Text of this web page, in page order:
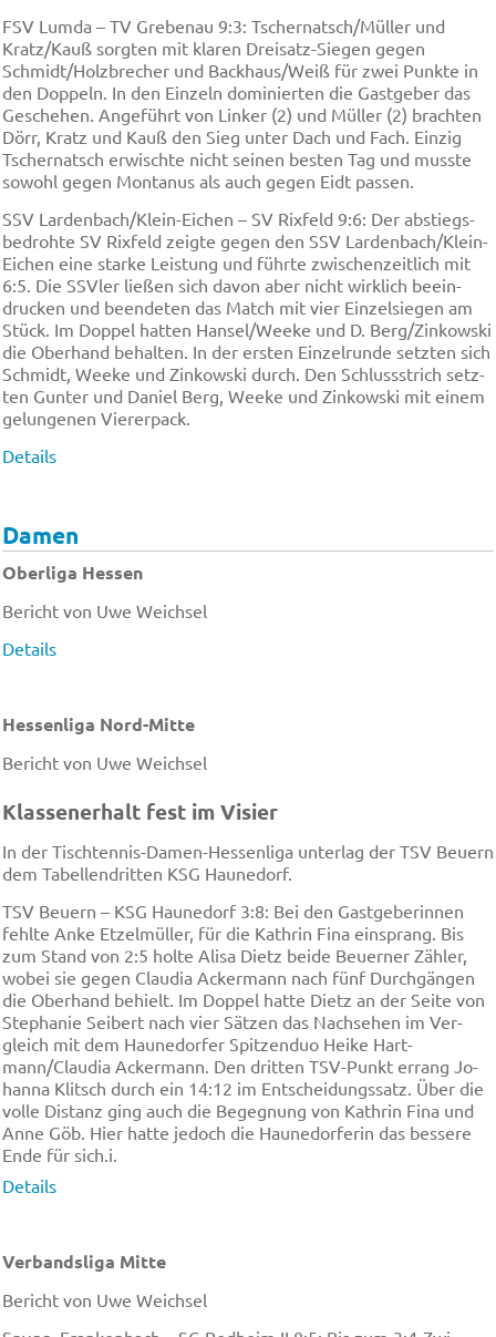
FSV Lum­da – TV Gre­be­nau 9:3: Tscher­natsch/Mül­ler und
Kratz/Kauß sorg­ten mit kla­ren Drei­satz-Sie­gen ge­gen
Schmidt/Holz­bre­cher und Back­haus/Weiß für zwei Punk­te in
den Dop­peln. In den Ein­zeln do­mi­nier­ten die Gast­ge­ber das
Ge­sche­hen. An­ge­führt von Lin­ker (2) und Mül­ler (2) brach­ten
Dörr, Kratz und Kauß den Sieg un­ter Dach und Fach. Ein­zig
Tscher­natsch er­wisch­te nicht sei­nen be­sten Tag und muss­te
so­wohl ge­gen Mon­ta­nus als auch ge­gen Eidt pas­sen.
SSV Lar­den­bach/Klein-Ei­chen – SV Rix­feld 9:6: Der ab­stiegs­
be­droh­te SV Rix­feld zeig­te ge­gen den SSV Lar­den­bach/Klein-
Ei­chen ei­ne star­ke Leis­tung und führ­te zwi­schen­zeit­lich mit
6:5. Die SSVler lie­ßen sich da­von aber nicht wirk­lich be­ein­
drucken und be­en­de­ten das Match mit vier Ein­zel­sie­gen am
Stück. Im Dop­pel hat­ten Han­sel/Wee­ke und D. Berg/Zin­kow­ski
die Ober­hand be­hal­ten. In der er­sten Ein­zel­run­de setz­ten sich
Schmidt, Wee­ke und Zin­kow­ski durch. Den Schluss­strich setz­
ten Gun­ter und Da­ni­el Berg, Wee­ke und Zin­kow­ski mit ei­nem
ge­lun­ge­nen Vier­er­pack.
Details
Damen
Oberliga Hessen
Bericht von Uwe Weichsel
Details
Hessenliga Nord-Mitte
Bericht von Uwe Weichsel
Klas­sen­er­halt fest im Vi­sier
In der Tisch­ten­nis-Da­men-Hes­sen­li­ga un­ter­lag der TSV Beu­ern
dem Ta­bel­len­drit­ten KSG Hau­ne­dorf.
TSV Beu­ern – KSG Hau­ne­dorf 3:8: Bei den Gast­ge­be­rin­nen
fehl­te An­ke Et­zel­mül­ler, für die Ka­thrin Fi­na ein­sprang. Bis
zum Stand von 2:5 hol­te Ali­sa Dietz bei­de Beu­er­ner Zäh­ler,
wo­bei sie ge­gen Clau­dia Acker­mann nach fünf Durch­gän­gen
die Ober­hand be­hielt. Im Dop­pel hat­te Dietz an der Sei­te von
Ste­pha­nie Sei­bert nach vier Sät­zen das Nach­se­hen im Ver­
gleich mit dem Hau­ne­dor­fer Spit­zen­duo Hei­ke Hart­
mann/Clau­dia Acker­mann. Den drit­ten TSV-Punkt er­rang Jo­
han­na Klitsch durch ein 14:12 im Ent­schei­dungs­satz. Über die
vol­le Dis­tanz ging auch die Be­geg­nung von Ka­thrin Fi­na und
An­ne Göb. Hier hat­te je­doch die Hau­ne­dorf­erin das bes­se­re
En­de für sich.i.
Details
Verbandsliga Mitte
Bericht von Uwe Weichsel